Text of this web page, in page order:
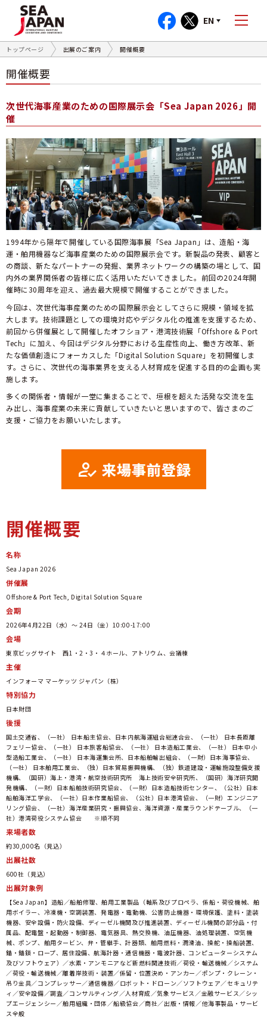
EN
トップページ 出展のご案内 開催概要
開催概要
次世代海事産業のための国際展示会「Sea Japan 2026」開
催
1994年から隔年で開催している国際海事展「Sea Japan」は、造船・海
運・舶用機器など海事産業のための国際展示会です。新製品の発表、顧客と
の商談、新たなパートナーの発掘、業界ネットワークの構築の場として、国
内外の業界関係者の皆様に広く活用いただいてきました。前回の2024年開
催時に30周年を迎え、過去最大規模で開催することができました。
今回は、次世代海事産業のための国際展示会としてさらに規模・領域を拡
大します。技術課題としての環境対応やデジタル化の推進を支援するため、
前回から併催展として開催したオフショア・港湾技術展「Offshore & Port
Tech」に加え、今回はデジタル分野における生産性向上、働き方改革、新
たな価値創造にフォーカスした「Digital Solution Square」を初開催しま
す。さらに、次世代の海事業界を支える人材育成を促進する目的の企画も実
施します。
多くの関係者・情報が一堂に集まることで、垣根を超えた活発な交流を生
み出し、海事産業の未来に貢献していきたいと思いますので、皆さまのご
支援・ご協力をお願いいたします。
開催概要
名称
Sea Japan 2026
併催展
Offshore & Port Tech, Digital Solution Square
会期
2026年4月22日（水）～ 24日（金）10:00-17:00
会場
東京ビッグサイト 西1・2・3・４ホール、アトリウム、会議棟
主催
インフォーマ マーケッツ ジャパン（株）
特別協力
日本財団
後援
国土交通省、（一社） 日本船主協会、日本内航海運組合総連合会、（一社） 日本長距離
フェリー協会、（一社） 日本旅客船協会、（一社） 日本造船工業会、（一社） 日本中小
型造船工業会、（一社） 日本海運集会所、日本船舶輸出組合、（一財）日本海事協会、
（一社） 日本舶用工業会、（独）日本貿易振興機構、（独）鉄道建設・運輸施設整備支援
機構、（国研）海上・港湾・航空技術研究所 海上技術安全研究所、（国研）海洋研究開
発機構、（一財）日本船舶技術研究協会、（一財）日本造船技術センター、（公社）日本
船舶海洋工学会、（一社）日本作業船協会、（公社）日本港湾協会、（一財）エンジニア
リング協会、（一社）海洋産業研究・振興協会、海洋資源・産業ラウンドテーブル、（一
社）港湾荷役システム協会 ※順不同
来場者数
約30,000名（見込）
出展社数
600社（見込）
出展対象例
【Sea Japan】造船／船舶修理、舶用工業製品（軸系及びプロペラ、係船・荷役機械、舶
用ボイラー、冷凍機・空調装置、発電器・電動機、公害防止機器・環境保護、塗料・塗装
機器、安全設備・防火設備、ディーゼル機関及び推進装置、ディーゼル機関の部分品・付
属品、配電盤・起動器・制御器、電気器具、熱交換機、油圧機器、油処理装置、空気機
械、ポンプ、舶用タービン、弁・管継手、計器類、舶用燃料・潤滑油、操舵・操船装置、
錨・錨鎖・ロープ、居住設備、航海計器・通信機器・電波計器、コンピューターシステム
及びソフトウェア）／水素・アンモニアなど新燃料関連技術／荷役・輸送機械／システム
／荷役・輸送機械／離着岸技術・装置／係留・位置決め・アンカー／ポンプ・クレーン・
吊り金具／コンプレッサー／通信機器／ロボット・ドローン／ソフトウェア／セキュリテ
ィ／安全設備／調査／コンサルティング／人材育成／気象サービス／金融サービス／シッ
プエージェンシー／舶用組織・団体／船級協会／商社／出版・情報／他海事製品・サービ
ス全般